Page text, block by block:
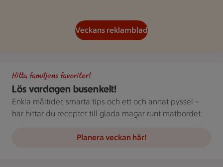
Veckans reklamblad
Lös vardagen busenkelt!
Hitta familjens favoriter!
Enkla måltider, smarta tips och ett och annat pyssel –
här hittar du receptet till glada magar runt matbordet.
Planera veckan här!